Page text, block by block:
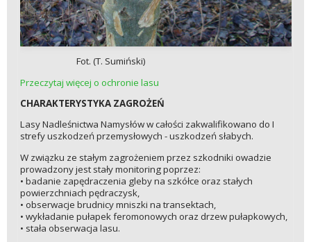
Fot. (T. Sumiński)
Przeczytaj więcej o ochronie lasu
CHARAKTERYSTYKA ZAGROŻEŃ
Lasy Nadleśnictwa Namysłów w całości zakwalifikowano do I
strefy uszkodzeń przemysłowych - uszkodzeń słabych.
W związku ze stałym zagrożeniem przez szkodniki owadzie
prowadzony jest stały monitoring poprzez:
• badanie zapędraczenia gleby na szkółce oraz stałych
powierzchniach pędraczysk,
• obserwacje brudnicy mniszki na transektach,
• wykładanie pułapek feromonowych oraz drzew pułapkowych,
• stała obserwacja lasu.